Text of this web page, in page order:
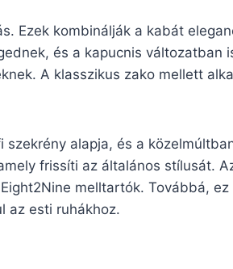
Ezek kombinálják a kabát
és a kapucnis változatban
A klasszikus zako mellett
alapja, és a
frissíti az általános stílusát.
melltartók. Továbbá, ez
az esti ruhákhoz.